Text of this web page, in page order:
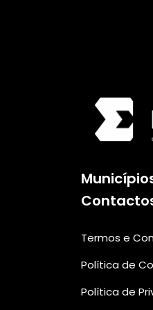
Termos e
Política de
Política de